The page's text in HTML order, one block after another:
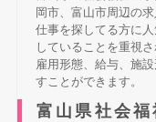
岡市、富山市周辺の
仕事を探してる方に
していることを重視
雇用形態、給与、施
すことができます。
富山県社会